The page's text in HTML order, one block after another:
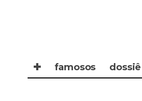
✚ famosos dossiê